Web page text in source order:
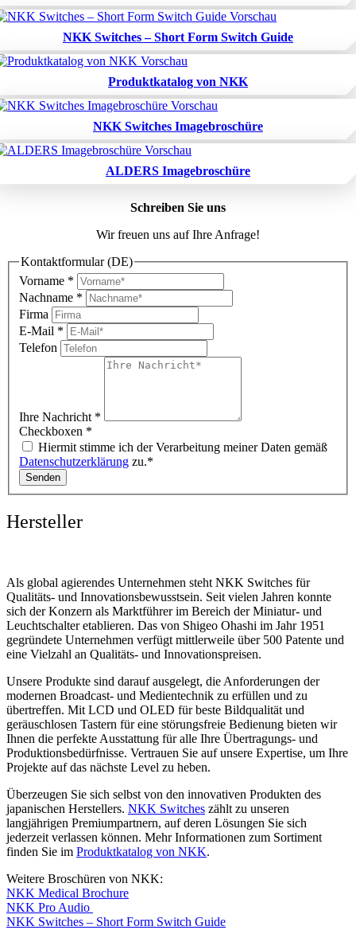
NKK Switches – Short Form Switch Guide
Produktkatalog von NKK
NKK Switches Imagebroschüre
ALDERS Imagebroschüre
Schreiben Sie uns
Wir freuen uns auf Ihre Anfrage!
Kontaktformular (DE)
Vorname *
Nachname *
Firma
E-Mail *
Telefon
Ihre Nachricht *
Checkboxen *
Hiermit stimme ich der Verarbeitung meiner Daten gemäß
Datenschutzerklärung zu.*
Senden
Hersteller
Als global agierendes Unternehmen steht NKK Switches für
Qualitäts- und Innovationsbewusstsein. Seit vielen Jahren konnte
sich der Konzern als Marktführer im Bereich der Miniatur- und
Leuchtschalter etablieren. Das von Shigeo Ohashi im Jahr 1951
gegründete Unternehmen verfügt mittlerweile über 500 Patente und
eine Vielzahl an Qualitäts- und Innovationspreisen.
Unsere Produkte sind darauf ausgelegt, die Anforderungen der
modernen Broadcast- und Medientechnik zu erfüllen und zu
übertreffen. Mit LCD und OLED für beste Bildqualität und
geräuschlosen Tastern für eine störungsfreie Bedienung bieten wir
Ihnen die perfekte Ausstattung für alle Ihre Übertragungs- und
Produktionsbedürfnisse. Vertrauen Sie auf unsere Expertise, um Ihre
Projekte auf das nächste Level zu heben.
Überzeugen Sie sich selbst von den innovativen Produkten des
japanischen Herstellers. NKK Switches zählt zu unseren
langjährigen Premiumpartnern, auf deren Lösungen Sie sich
jederzeit verlassen können. Mehr Informationen zum Sortiment
finden Sie im Produktkatalog von NKK.
Weitere Broschüren von NKK:
NKK Medical Brochure
NKK Pro Audio
NKK Switches – Short Form Switch Guide